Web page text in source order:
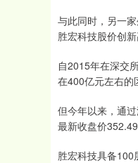
与此同时，另一
胜宏科技股价创
自2015年在深交
在400亿元左右的
但今年以来，通
最新收盘价
胜宏科技具备